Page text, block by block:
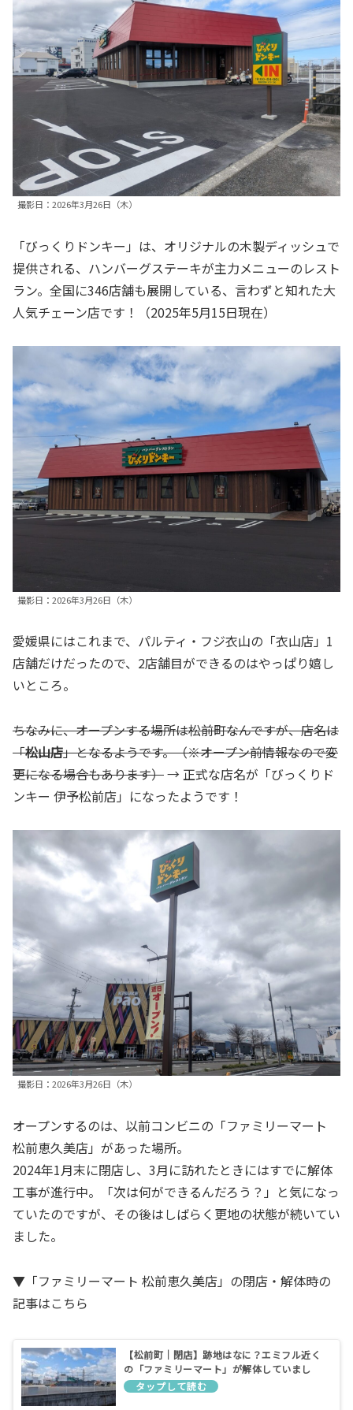
撮影日：2026年3月26日（木）
「びっくりドンキー」は、オリジナルの木製ディッシュで
提供される、ハンバーグステーキが主力メニューのレスト
ラン。全国に346店舗も展開している、言わずと知れた大
人気チェーン店です！（2025年5月15日現在）
撮影日：2026年3月26日（木）
愛媛県にはこれまで、パルティ・フジ衣山の「衣山店」1
店舗だけだったので、2店舗目ができるのはやっぱり嬉し
いところ。
ちなみに、オープンする場所は松前町なんですが、店名は
「松山店」となるようです。（※オープン前情報なので変
更になる場合もあります）→ 正式な店名が「びっくりド
ンキー 伊予松前店」になったようです！
撮影日：2026年3月26日（木）
オープンするのは、以前コンビニの「ファミリーマート
松前恵久美店」があった場所。
2024年1月末に閉店し、3月に訪れたときにはすでに解体
工事が進行中。「次は何ができるんだろう？」と気になっ
ていたのですが、その後はしばらく更地の状態が続いてい
ました。
▼「ファミリーマート 松前恵久美店」の閉店・解体時の
記事はこちら
【松前町｜閉店】跡地はなに？エミフル近く
の「ファミリーマート」が解体していまし
た！